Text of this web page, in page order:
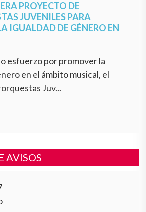
PROYECTO DE
JUVENILES PARA
IGUALDAD DE GÉNERO EN
esfuerzo por promover la
en el ámbito musical, el
Juv...
AVISOS